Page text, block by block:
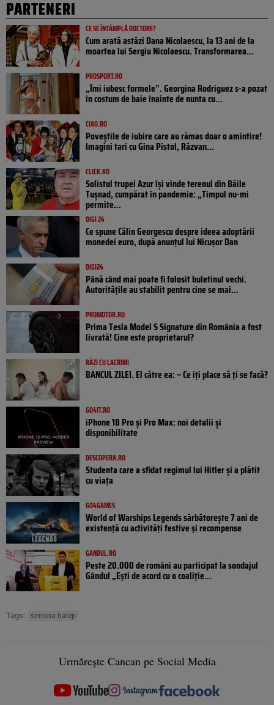
PARTENERI
CE SE ÎNTÂMPLĂ DOCTORE?
Cum arată astăzi Dana Nicolaescu, la 13 ani de la
moartea lui Sergiu Nicolaescu. Transformarea...
PROSPORT.RO
„Îmi iubesc formele”. Georgina Rodriguez s-a pozat
în costum de baie înainte de nunta cu...
CIAO.RO
Poveştile de iubire care au rămas doar o amintire!
Imagini tari cu Gina Pistol, Răzvan...
CLICK.RO
Solistul trupei Azur își vinde terenul din Băile
Tușnad, cumpărat în pandemie: „Timpul nu-mi
permite...
DIGI 24
Ce spune Călin Georgescu despre ideea adoptării
monedei euro, după anunțul lui Nicușor Dan
DIGI24
Până când mai poate fi folosit buletinul vechi.
Autoritățile au stabilit pentru cine se mai...
PROMOTOR.RO
Prima Tesla Model S Signature din România a fost
livrată! Cine este proprietarul?
RÂZI CU LACRIMI
BANCUL ZILEI. El către ea: – Ce îți place să ți se facă?
GO4IT.RO
iPhone 18 Pro și Pro Max: noi detalii și
disponibilitate
DESCOPERA.RO
Studenta care a sfidat regimul lui Hitler și a plătit
cu viața
GO4GAMES
World of Warships Legends sărbătorește 7 ani de
existență cu activități festive și recompense
GANDUL.RO
Peste 20.000 de români au participat la sondajul
Gândul „Ești de acord cu o coaliție...
Tags: simona halep
Urmărește Cancan pe Social Media